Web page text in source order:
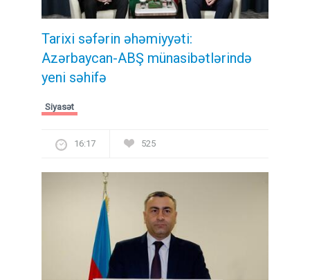
Tarixi səfərin əhəmiyyəti:
Azərbaycan-ABŞ münasibətlərində
yeni səhifə
Siyasət
16:17 525